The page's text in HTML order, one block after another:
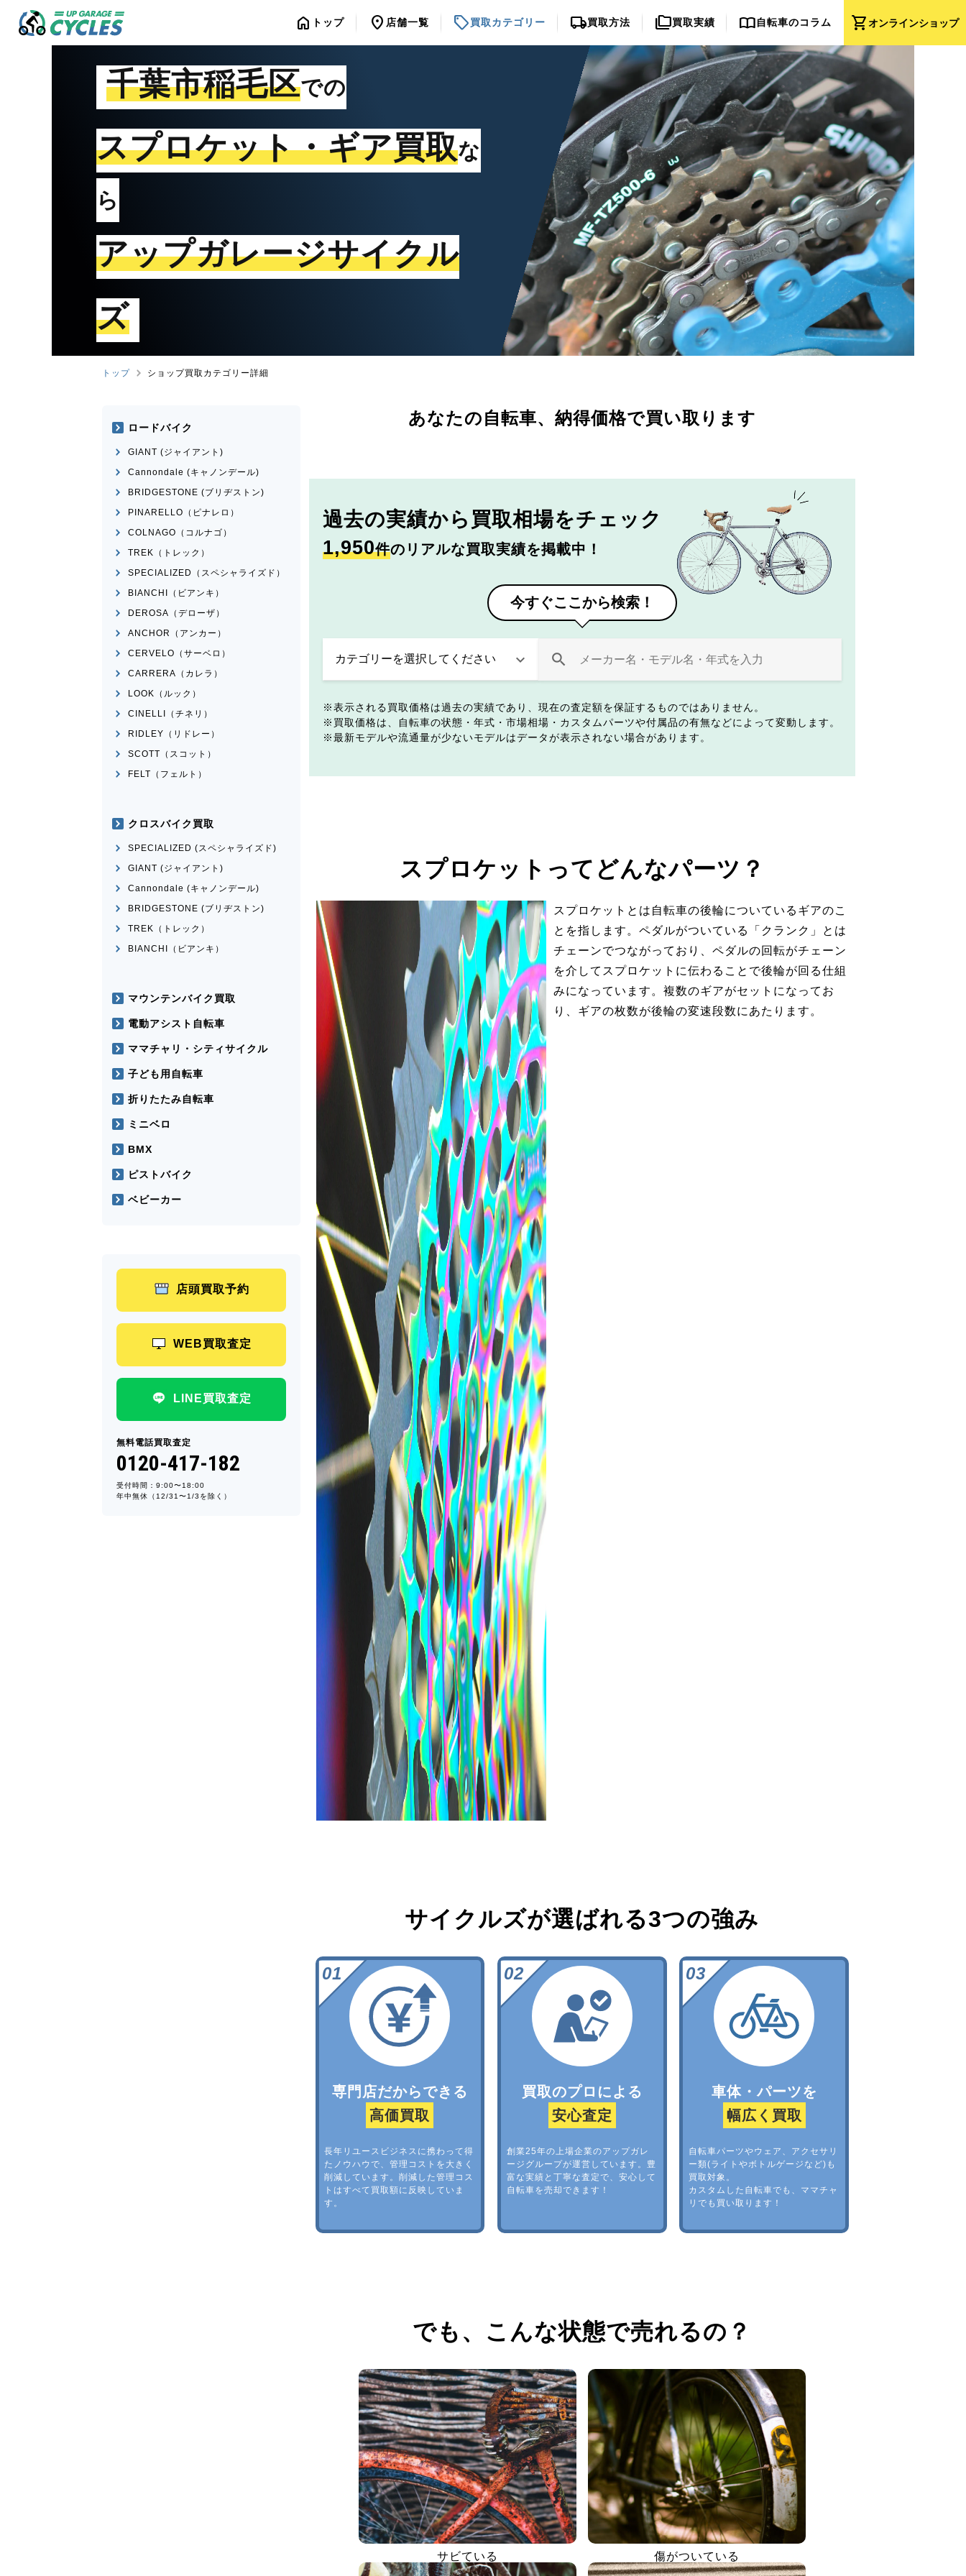
shopping_cartオンラインショップ
home トップ location_on 店舗一覧 sell買取カテゴリー local_shipping買取方法 folder_copy買取実績 import_contacts自転車のコラム
千葉市稲毛区での
スプロケット・ギア買取な
ら
アップガレージサイクル
ズ
トップ ショップ買取カテゴリー詳細
あなたの自転車、 納得価格で買い取ります
過去の実績から 買取相場をチェック
1,950件のリアルな買取実績を掲載中！
今すぐここから検索！
表示される買取価格は過去の実績であり、現在の査定額を保証するものではありません。
買取価格は、自転車の状態・年式・市場相場・カスタムパーツや付属品の有無などによって変動します。
最新モデルや流通量が少ないモデルはデータが表示されない場合があります。
スプロケットってどんなパーツ？
スプロケットとは自転車の後輪についているギアのこ
とを指します。ペダルがついている「クランク」とは
チェーンでつながっており、ペダルの回転がチェーン
を介してスプロケットに伝わることで後輪が回る仕組
みになっています。複数のギアがセットになってお
り、ギアの枚数が後輪の変速段数にあたります。
サイクルズが選ばれる3つの強み
専門店だからできる
高価買取
長年リユースビジネスに携わって得
たノウハウで、管理コストを大きく
削減しています。削減した管理コス
トはすべて買取額に反映していま
す。
買取のプロによる
安心査定
創業25年の上場企業のアップガレ
ージグループが運営しています。豊
富な実績と丁寧な査定で、安心して
自転車を売却できます！
車体・パーツを
幅広く買取
自転車パーツやウェア、アクセサリ
ー類(ライトやボトルゲージなど)も
買取対象。
カスタムした自転車でも、ママチャ
リでも買い取ります！
でも、 こんな状態で売れるの？
サビている 傷がついている
ロードバイク
GIANT (ジャイアント)
Cannondale (キャノンデール)
BRIDGESTONE (ブリヂストン)
PINARELLO（ピナレロ）
COLNAGO（コルナゴ）
TREK（トレック）
SPECIALIZED（スペシャライズド）
BIANCHI（ビアンキ）
DEROSA（デローザ）
ANCHOR（アンカー）
CERVELO（サーベロ）
CARRERA（カレラ）
LOOK（ルック）
CINELLI（チネリ）
RIDLEY（リドレー）
SCOTT（スコット）
FELT（フェルト）
クロスバイク買取
SPECIALIZED (スペシャライズド)
GIANT (ジャイアント)
Cannondale (キャノンデール)
BRIDGESTONE (ブリヂストン)
TREK（トレック）
BIANCHI（ビアンキ）
マウンテンバイク買取
電動アシスト自転車
ママチャリ・シティサイクル
子ども用自転車
折りたたみ自転車
ミニベロ
BMX
ピストバイク
ベビーカー
店頭買取予約
WEB買取査定
LINE買取査定
無料電話買取査定
0120-417-182
受付時間：9:00〜18:00
年中無休（12/31〜1/3を除く）